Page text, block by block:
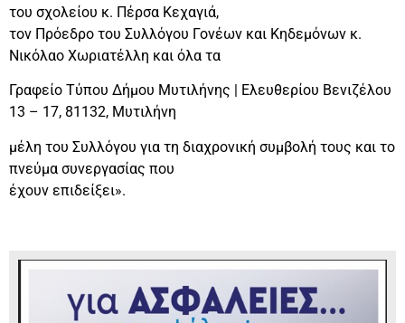
του σχολείου κ. Πέρσα Κεχαγιά,
τον Πρόεδρο του Συλλόγου Γονέων και Κηδεμόνων κ.
Νικόλαο Χωριατέλλη και όλα τα
Γραφείο Τύπου Δήμου Μυτιλήνης | Ελευθερίου Βενιζέλου
13 – 17, 81132, Μυτιλήνη
μέλη του Συλλόγου για τη διαχρονική συμβολή τους και το
πνεύμα συνεργασίας που
έχουν επιδείξει».